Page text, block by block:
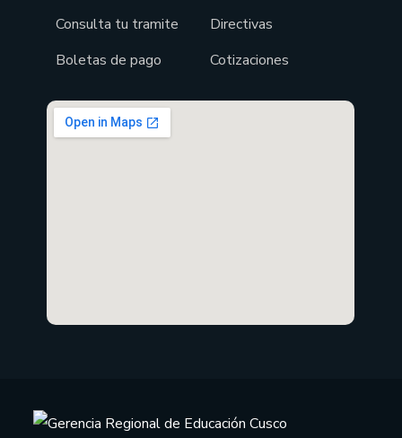
Consulta tu tramite
Boletas de pago
Directivas
Cotizaciones